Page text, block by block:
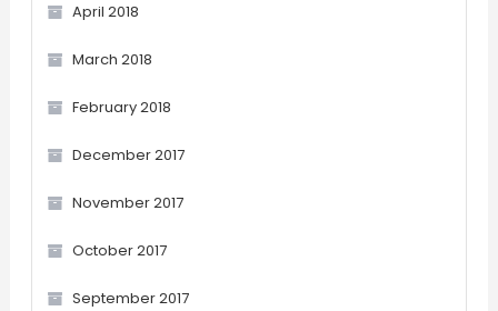
April 2018
March 2018
February 2018
December 2017
November 2017
October 2017
September 2017